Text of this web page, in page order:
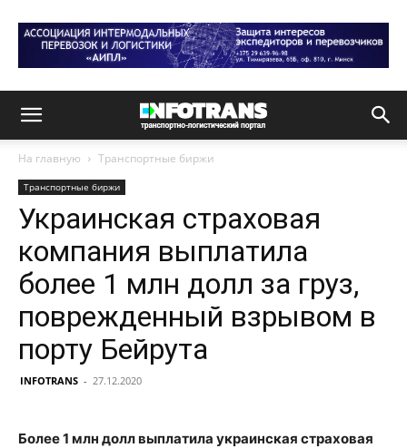
На главную Транспортные биржи
Транспортные биржи
Украинская страховая
компания выплатила
более 1 млн долл за груз,
поврежденный взрывом в
порту Бейрута
INFOTRANS - 27.12.2020
Более 1 млн долл выплатила украинская страховая